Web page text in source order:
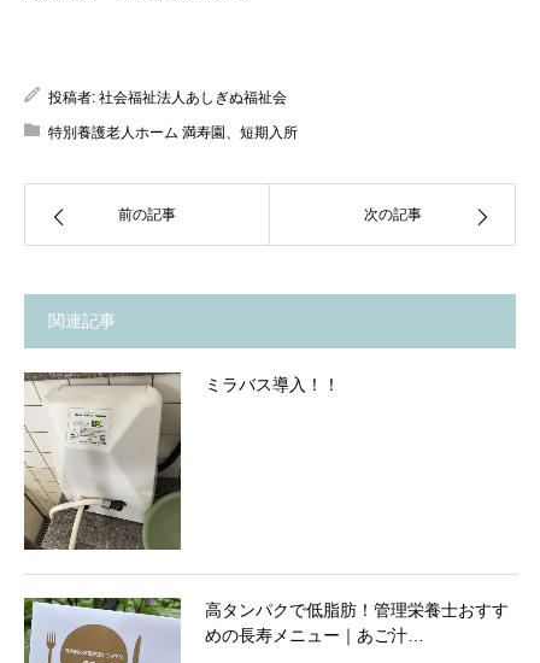
投稿者: 社会福祉法人あしぎぬ福祉会
特別養護老人ホーム 満寿園、短期入所
前の記事 次の記事
関連記事
ミラバス導入！！
高タンパクで低脂肪！管理栄養士おすす
めの長寿メニュー｜あご汁…